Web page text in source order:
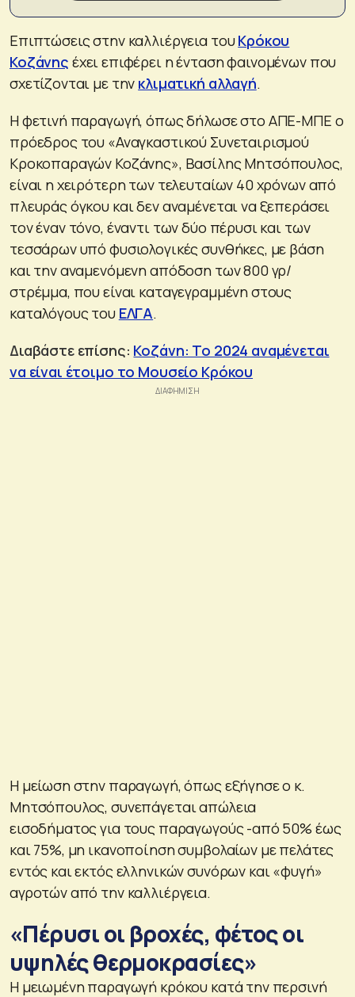
Επιπτώσεις στην καλλιέργεια τουΚρόκου
Κοζάνης έχει επιφέρει η ένταση φαινομένων που
σχετίζονται με την κλιματική αλλαγή.
Η φετινή παραγωγή, όπως δήλωσε στο ΑΠΕ-ΜΠΕ ο
πρόεδρος του «Αναγκαστικού Συνεταιρισμού
Κροκοπαραγών Κοζάνης», Βασίλης Μητσόπουλος,
είναι η χειρότερη των τελευταίων 40 χρόνων από
πλευράς όγκου και δεν αναμένεται να ξεπεράσει
τον έναν τόνο, έναντι των δύο πέρυσι και των
τεσσάρων υπό φυσιολογικές συνθήκες, με βάση
και την αναμενόμενη απόδοση των 800 γρ/
στρέμμα, που είναι καταγεγραμμένη στους
καταλόγους του ΕΛΓΑ.
Διαβάστε επίσης: Κοζάνη: Το 2024 αναμένεται
να είναι έτοιμο το Μουσείο Κρόκου
Η μείωση στην παραγωγή, όπως εξήγησε ο κ.
Μητσόπουλος, συνεπάγεται απώλεια
εισοδήματος για τους παραγωγούς -από 50% έως
και 75%, μη ικανοποίηση συμβολαίων με πελάτες
εντός και εκτός ελληνικών συνόρων και «φυγή»
αγροτών από την καλλιέργεια.
«Πέρυσι οι βροχές, φέτος οι
υψηλές θερμοκρασίες»
Η μειωμένη παραγωγή κρόκου κατά την περσινή